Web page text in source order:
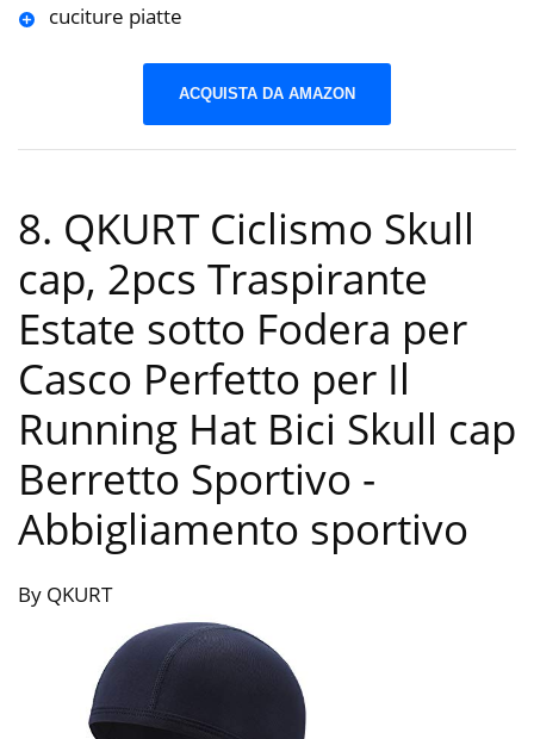
cuciture piatte
ACQUISTA DA AMAZON
8. QKURT Ciclismo Skull
cap, 2pcs Traspirante
Estate sotto Fodera per
Casco Perfetto per Il
Running Hat Bici Skull cap
Berretto Sportivo -
Abbigliamento sportivo
By QKURT